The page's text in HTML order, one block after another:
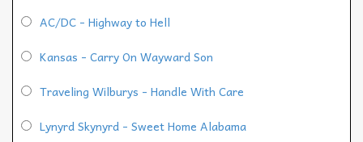
AC/DC - Highway to Hell
Kansas - Carry On Wayward Son
Traveling Wilburys - Handle With Care
Lynyrd Skynyrd - Sweet Home Alabama